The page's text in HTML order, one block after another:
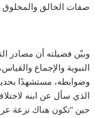
صفات الخالق والمخلوق
وبيّن فضيلته أن مصادر
النبوية والإجماع
وضوابطه، مستشهدًا
الذي سأل عن ابنه
حين “تكون هناك نزعة